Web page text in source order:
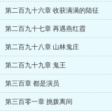
第二百九十六章 收获满满的陆征
第二百九十七章 再遇燕红霞
第二百九十八章 山林鬼庄
第二百九十九章 鬼王
第三百章 都是演员
第三百零一章 挑拨离间